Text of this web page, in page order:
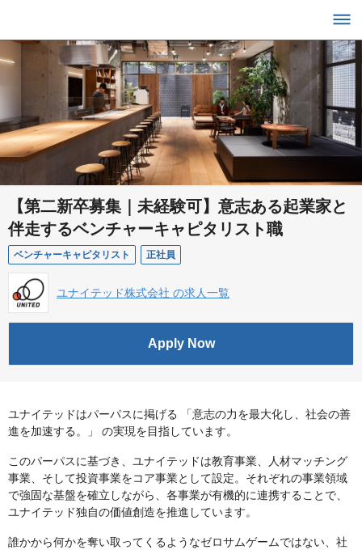
【第二新卒募集｜未経験可】意志ある起業家と
伴走するベンチャーキャピタリスト職
ベンチャーキャピタリスト 正社員
ユナイテッド株式会社 の求人一覧
Apply Now
ユナイテッドはパーパスに掲げる 「意志の力を最大化し、社会の善
進を加速する。」 の実現を目指しています。
このパーパスに基づき、ユナイテッドは教育事業、人材マッチング
事業、そして投資事業をコア事業として設定。それぞれの事業領域
で強固な基盤を確立しながら、各事業が有機的に連携することで、
ユナイテッド独自の価値創造を推進しています。
誰かから何かを奪い取ってくるようなゼロサムゲームではない、社